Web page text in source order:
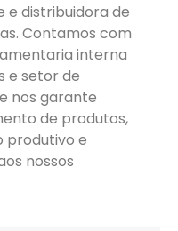
e distribuidora de
Contamos com
interna
e setor de
nos garante
de produtos,
produtivo e
nossos